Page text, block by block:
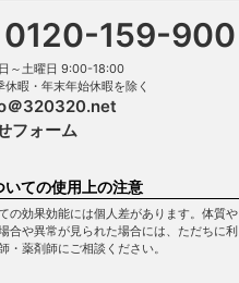
0120-159-900
～土曜日 9:00-18:00
暇・年末年始休暇を除く
＠320320.net
フォーム
いての使用上の注意
の効果効能には個人差があります。体質や
合や異常が見られた場合には、ただちに利
・薬剤師にご相談ください。